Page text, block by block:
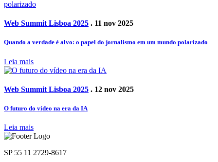
Web Summit Lisboa 2025 . 11 nov 2025
Quando a verdade é alvo: o papel do jornalismo em um mundo polarizado
Leia mais
Web Summit Lisboa 2025 . 12 nov 2025
O futuro do vídeo na era da IA
Leia mais
SP 55 11 2729-8617